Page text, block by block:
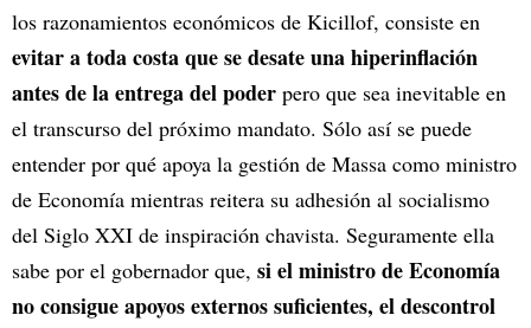
los razonamientos económicos de Kicillof, consiste en
evitar a toda costa que se desate una hiperinflación
antes de la entrega del poder pero que sea inevitable en
el transcurso del próximo mandato. Sólo así se puede
entender por qué apoya la gestión de Massa como ministro
de Economía mientras reitera su adhesión al socialismo
del Siglo XXI de inspiración chavista. Seguramente ella
sabe por el gobernador que, si el ministro de Economía
no consigue apoyos externos suficientes, el descontrol